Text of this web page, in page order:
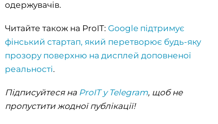
одержувачів.
Читайте також на ProIT: Google підтримує
фінський стартап, який перетворює будь-яку
прозору поверхню на дисплей доповненої
реальності.
Підписуйтеся на ProIT у Telegram, щоб не
пропустити жодної публікації!